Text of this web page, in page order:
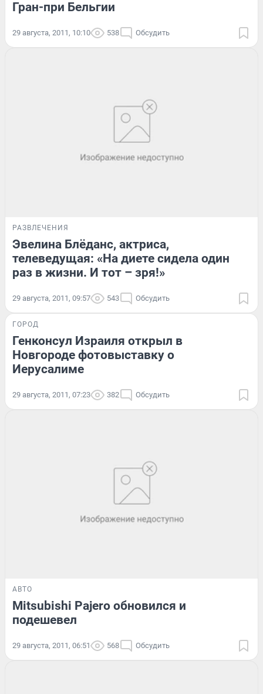
Гран-при Бельгии
29 августа, 2011, 10:10 538 Обсудить
РАЗВЛЕЧЕНИЯ
Эвелина Блёданс, актриса,
телеведущая: «На диете сидела один
раз в жизни. И тот – зря!»
29 августа, 2011, 09:57 543 Обсудить
ГОРОД
Генконсул Израиля открыл в
Новгороде фотовыставку о
Иерусалиме
29 августа, 2011, 07:23 382 Обсудить
АВТО
Mitsubishi Pajero обновился и
подешевел
29 августа, 2011, 06:51 568 Обсудить